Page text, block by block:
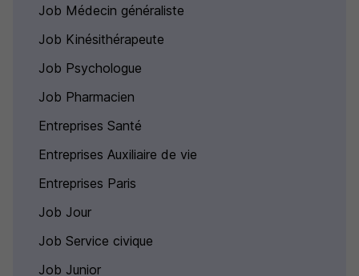
Job Médecin généraliste
Job Kinésithérapeute
Job Psychologue
Job Pharmacien
Entreprises Santé
Entreprises Auxiliaire de vie
Entreprises Paris
Job Jour
Job Service civique
Job Junior